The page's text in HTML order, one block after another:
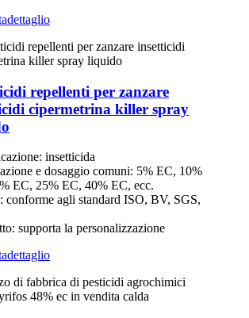
dettaglio
repellenti per zanzare
cipermetrina killer spray
insetticida
e dosaggio comuni: 5% EC, 10%
EC, 25% EC, 40% EC, ecc.
conforme agli standard ISO, BV, SGS,
supporta la personalizzazione
dettaglio